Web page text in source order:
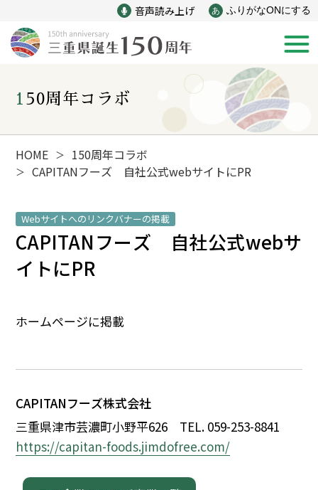
音声読み上げ あ ふりがなONにする
新着情報
みえ150年の歩み
産業 自然と文化
150周年コラボ
HOME ＞ 150周年コラボ
＞ CAPITANフーズ 自社公式webサイトにPR
Webサイトへのリンクバナーの掲載
CAPITANフーズ 自社公式webサ
イトにPR
ホームページに掲載
CAPITANフーズ株式会社
三重県津市芸濃町小野平626 TEL. 059-253-8841
https://capitan-foods.jimdofree.com/